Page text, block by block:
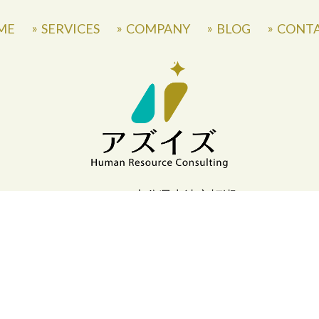
SERVICES COMPANY BLOG
〒871-0007 大分県中津市蛎瀬770